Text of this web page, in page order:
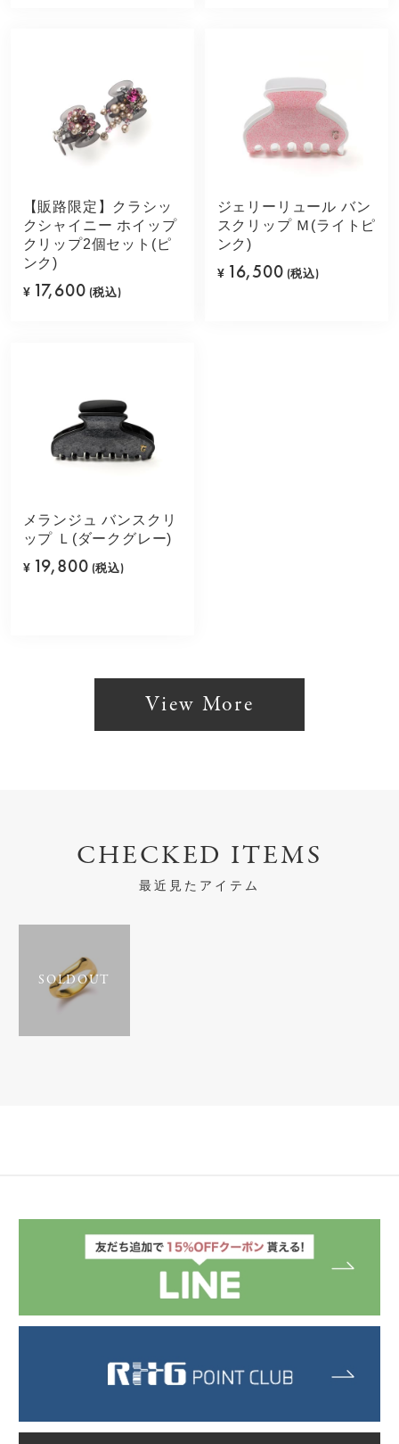
【販路限定】クラシッ
クシャイニー ホイップ
クリップ2個セット(ピ
ンク)
¥ 17,600 (税込)
ジェリーリュール バン
スクリップ Ｍ(ライトピ
ンク)
¥ 16,500 (税込)
メランジュ バンスクリ
ップ Ｌ(ダークグレー)
¥ 19,800 (税込)
View More
CHECKED ITEMS
最近見たアイテム
SOLDOUT